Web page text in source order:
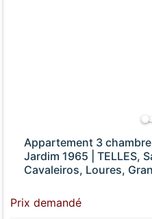
Appartement 3
Jardim 1965 | TELLES,
Cavaleiros, Loures,
Prix demandé